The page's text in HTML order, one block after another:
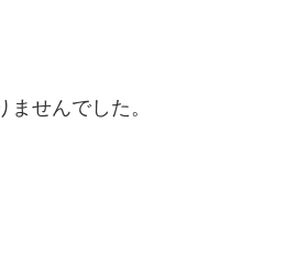
ませんでした。